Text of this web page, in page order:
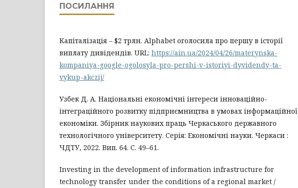
ПОСИЛАННЯ
Капіталізація – $2 трлн. Alphabet оголосила про першу в історії
виплату дивідендів. URL: https://ain.ua/2024/04/26/materynska-
kompaniya-google-ogolosyla-pro-pershi-v-istoriyi-dyvidendy-ta-
vykup-akczij/
Узбек Д. А. Національні економічні інтереси інноваційно-
інтеграційного розвитку підприємництва в умовах інформаційної
економіки. Збірник наукових праць Черкаського державного
технологічного університету. Серія: Економічні науки. Черкаси :
ЧДТУ, 2022. Вип. 64. С. 49–61.
Investing in the development of information infrastructure for
technology transfer under the conditions of a regional market /